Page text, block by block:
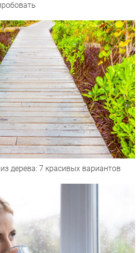
дерева: 7 красивых вариантов